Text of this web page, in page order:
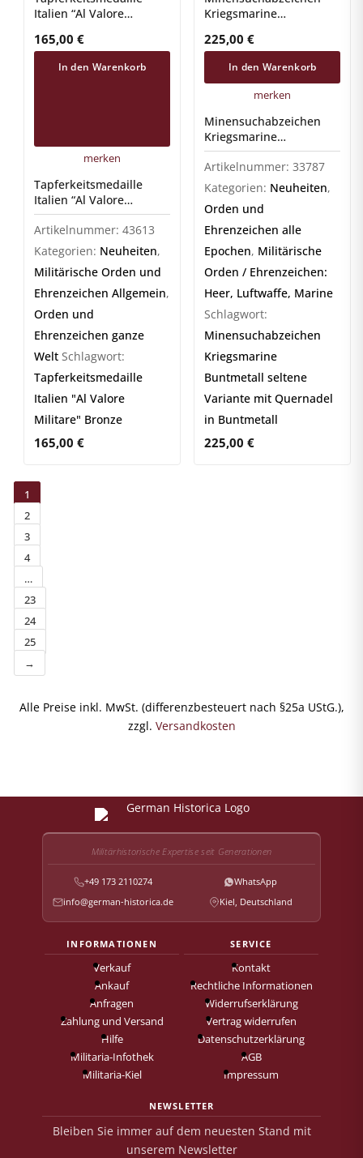
Italien “Al Valore
165,00 €
In den Warenkorb
merken
Tapferkeitsmedaille
Italien “Al Valore
Militare” Bronze
Artikelnummer: 43613
Kategorien: Neuheiten,
Militärische Orden und
Ehrenzeichen Allgemein,
Orden und
Ehrenzeichen ganze
Welt Schlagwort:
Tapferkeitsmedaille
Italien "Al Valore
Militare" Bronze
165,00 €
Kriegsmarine
225,00€
In den Warenkorb
merken
Minensuchabzeichen
Kriegsmarine
Buntmetall
Artikelnummer:33787
Kategorien: Neuheiten,
Orden und
Ehrenzeichen alle
Epochen, Militärische
Orden / Ehrenzeichen:
Heer, Luftwaffe, Marine
Schlagwort:
Minensuchabzeichen
Kriegsmarine
Buntmetall seltene
Variante mit Quernadel
in Buntmetall
225,00€
1
2
3
4
…
23
24
25
→
Alle Preise inkl. MwSt. (differenzbesteuert nach §25a UStG.),
zzgl. Versandkosten
Militärhistorische Expertise seit Generationen
+49 173 2110274
WhatsApp
info@german-historica.de
Kiel, Deutschland
INFORMATIONEN
Verkauf
Ankauf
Anfragen
Zahlung und Versand
Hilfe
Militaria-Infothek
Militaria-Kiel
SERVICE
Kontakt
Rechtliche Informationen
Widerrufserklärung
Vertrag widerrufen
Datenschutzerklärung
AGB
Impressum
NEWSLETTER
Bleiben Sie immer auf dem neuesten Stand mit
unserem Newsletter